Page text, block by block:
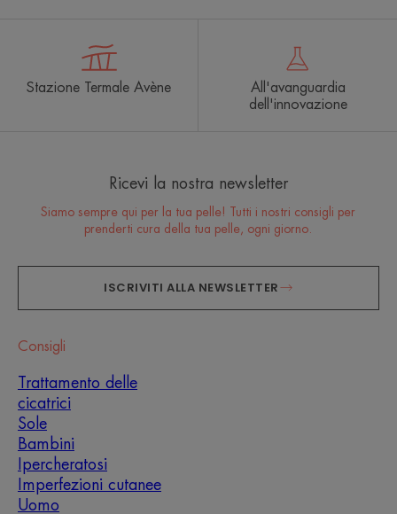
Stazione Termale Avène
All'avanguardia
dell'innovazione
Ricevi la nostra newsletter
Siamo sempre qui per la tua pelle! Tutti i nostri consigli per
prenderti cura della tua pelle, ogni giorno.
ISCRIVITI ALLA NEWSLETTER
Consigli
Trattamento delle
cicatrici
Sole
Bambini
Ipercheratosi
Imperfezioni cutanee
Uomo